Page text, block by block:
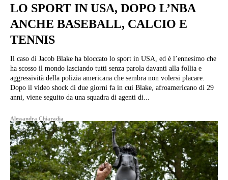
LO SPORT IN USA, DOPO L’NBA
ANCHE BASEBALL, CALCIO E
TENNIS
Il caso di Jacob Blake ha bloccato lo sport in USA, ed è l’ennesimo che
ha scosso il mondo lasciando tutti senza parola davanti alla follia e
aggressività della polizia americana che sembra non volersi placare.
Dopo il video shock di due giorni fa in cui Blake, afroamericano di 29
anni, viene seguito da una squadra di agenti di...
Alessandra Chiaradia